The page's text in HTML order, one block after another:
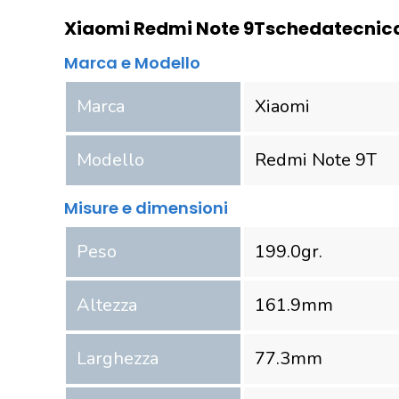
Xiaomi Redmi Note 9Tscheda
Marca e Modello
Marca Xiaomi
Modello Redmi Note 9T
Misure e dimensioni
Peso 199.0gr.
Altezza 161.9mm
Larghezza 77.3mm